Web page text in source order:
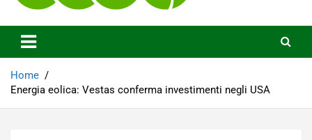
Ecoo.it
Home
Energia eolica: Vestas conferma investimenti negli USA